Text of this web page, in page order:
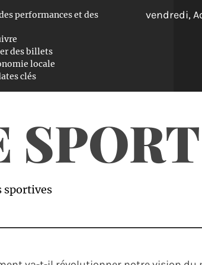
performances et des
des billets
locale
clés
vendredi,
SPORT
sportives